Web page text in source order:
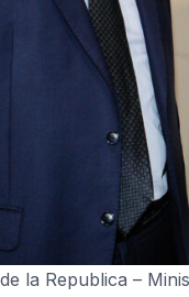
la Republica –